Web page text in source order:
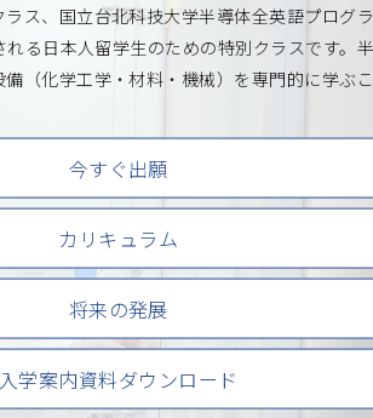
ス、国立台北科技大学半導体全英語プログ
れる日本人留学生のための特別クラスです。
（化学工学・材料・機械）を専門的に学ぶ
今すぐ出願
カリキュラム
将来の発展
学案内資料ダウンロード